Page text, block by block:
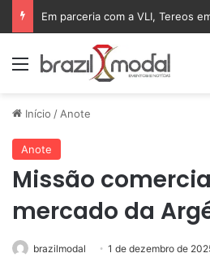
Menu
Início /Anote
Anote
Missão
mercado da
brazilmodal 1 de dezembro de